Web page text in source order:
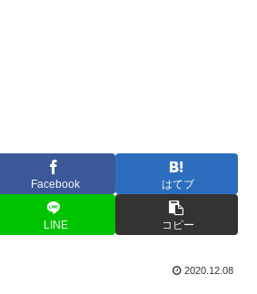
Facebook はてブ
LINE コピー
2020.12.08